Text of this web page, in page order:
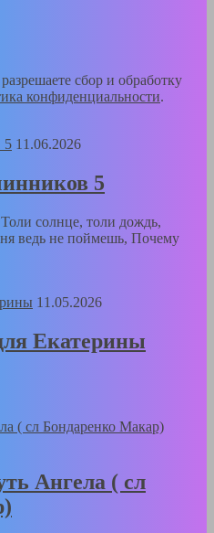
сбор и обработку
конфиденциальности.
11.06.2026
5
солнце, толи дождь,
ведь не поймешь, Почему
11.05.2026
Екатерины
Ангела ( сл